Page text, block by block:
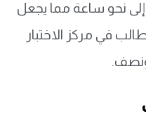
نحو ساعة مما يجعل
في مركز الاختبار